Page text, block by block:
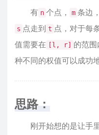
有 n 个点， m 条边
s 点走到 t 点，对于每
值需要在 [l, r] 的范
种不同的权值可以成功
思路：
刚开始想的是让手里